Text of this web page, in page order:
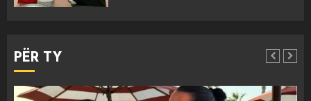
PËR TY
4 MARCH 25, 2025